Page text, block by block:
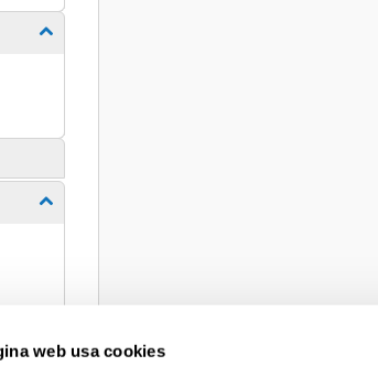
web usa cookies
Mostrar/ocultar subpáginas
Mostrar/ocultar subpáginas